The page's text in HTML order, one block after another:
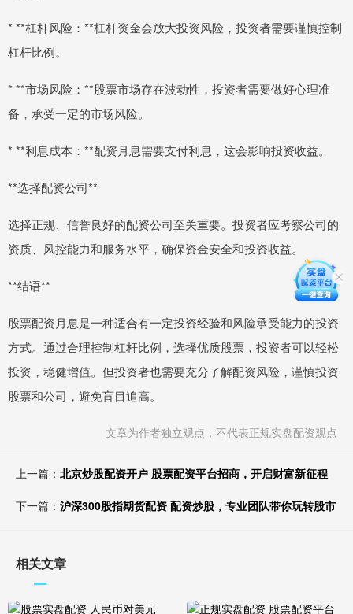
* **杠杆风险：**杠杆资金会放大投资风险，投资者需要谨慎控制
杠杆比例。
* **市场风险：**股票市场存在波动性，投资者需要做好心理准
备，承受一定的市场风险。
* **利息成本：**配资月息需要支付利息，这会影响投资收益。
**选择配资公司**
选择正规、信誉良好的配资公司至关重要。投资者应考察公司的
资质、风控能力和服务水平，确保资金安全和投资收益。
**结语**
股票配资月息是一种适合有一定投资经验和风险承受能力的投资
方式。通过合理控制杠杆比例，选择优质股票，投资者可以轻松
投资，稳健增值。但投资者也需要充分了解配资风险，谨慎投资
股票和公司，避免盲目追高。
文章为作者独立观点，不代表正规实盘配资观点
上一篇： 北京炒股配资开户 股票配资平台招商，开启财富新征程
下一篇： 沪深300股指期货配资 配资炒股，专业团队带你玩转股市
相关文章